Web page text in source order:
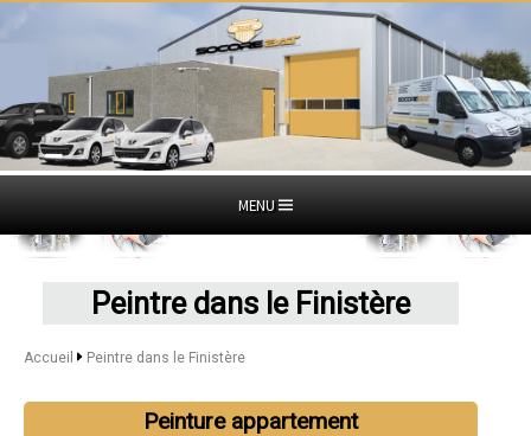
MENU
Peintre dans le Finistère
Accueil Peintre dans le Finistère
Peinture appartement